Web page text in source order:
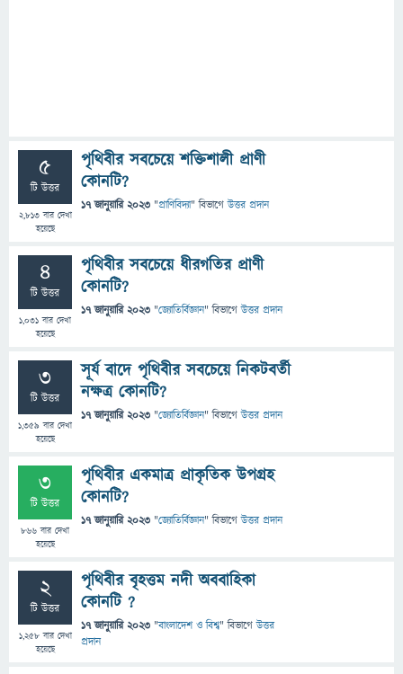
5
টি উত্তর
2,813বার দেখা
হয়েছে
পৃথিবীর সবচেয়ে শক্তিশালী প্রাণী
কোনটি?
17 জানুয়ারি 2023 "প্রাণিবিদ্যা" বিভাগে উত্তর প্রদান
4
টি উত্তর
1,031 বার দেখা
হয়েছে
পৃথিবীর সবচেয়ে ধীরগতির প্রাণী
কোনটি?
17 জানুয়ারি 2023 "জ্যোতির্বিজ্ঞান" বিভাগে উত্তর প্রদান
3
টি উত্তর
1,359 বার দেখা
হয়েছে
সূর্য বাদে পৃথিবীর সবচেয়ে নিকটবর্তী
নক্ষত্র কোনটি?
17 জানুয়ারি 2023 "জ্যোতির্বিজ্ঞান" বিভাগে উত্তর প্রদান
3
টি উত্তর
866 বার দেখা
হয়েছে
পৃথিবীর একমাত্র প্রাকৃতিক উপগ্রহ
কোনটি?
17 জানুয়ারি 2023 "জ্যোতির্বিজ্ঞান" বিভাগে উত্তর প্রদান
2
টি উত্তর
1,258বার দেখা
হয়েছে
পৃথিবীর বৃহত্তম নদী অববাহিকা
কোনটি ?
17 জানুয়ারি 2023 "বাংলাদেশ ও বিশ্ব" বিভাগে উত্তর
প্রদান